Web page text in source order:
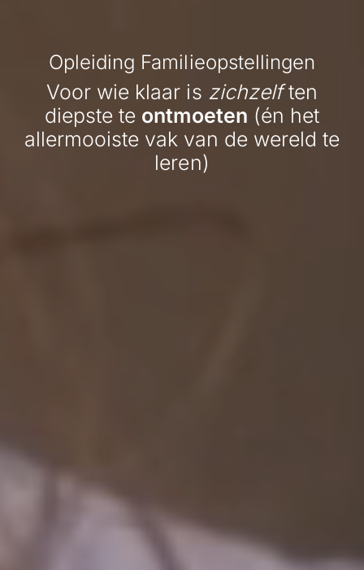
Opleiding Familieopstellingen
Voor wie klaar is zichzelften
diepste te ontmoeten (én het
allermooiste vak van de wereld te
leren)